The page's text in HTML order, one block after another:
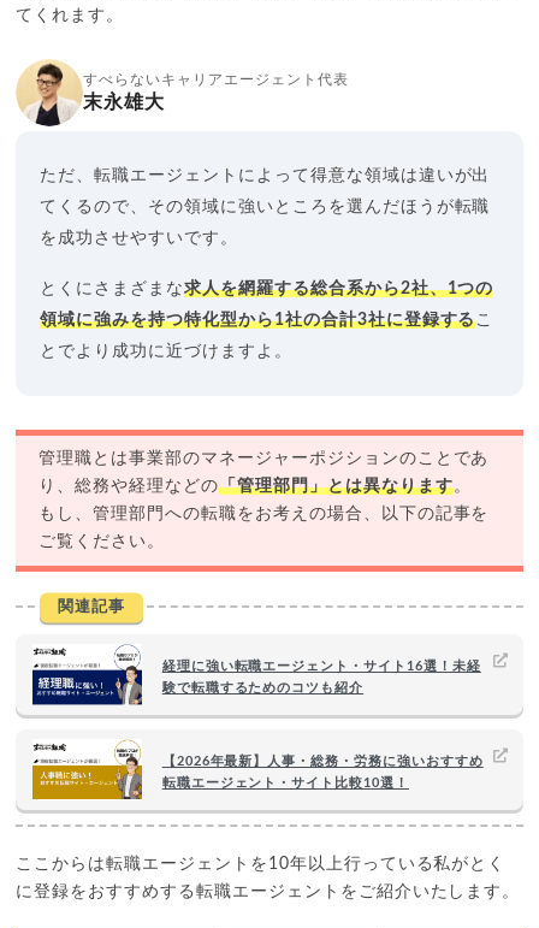
てくれます。
すべらないキャリアエージェント代表
末永雄大
ただ、転職エージェントによって得意な領域は違いが出
てくるので、その領域に強いところを選んだほうが転職
を成功させやすいです。
とくにさまざまな求人を網羅する総合系から2社、1つの
領域に強みを持つ特化型から1社の合計3社に登録するこ
とでより成功に近づけますよ。
管理職とは事業部のマネージャーポジションのことであ
り、総務や経理などの「管理部門」とは異なります。
もし、管理部門への転職をお考えの場合、以下の記事を
ご覧ください。
関連記事
経理に強い転職エージェント・サイト16選！未経
験で転職するためのコツも紹介
【2026年最新】人事・総務・労務に強いおすすめ
転職エージェント・サイト比較10選！
ここからは転職エージェントを10年以上行っている私がとく
に登録をおすすめする転職エージェントをご紹介いたします。